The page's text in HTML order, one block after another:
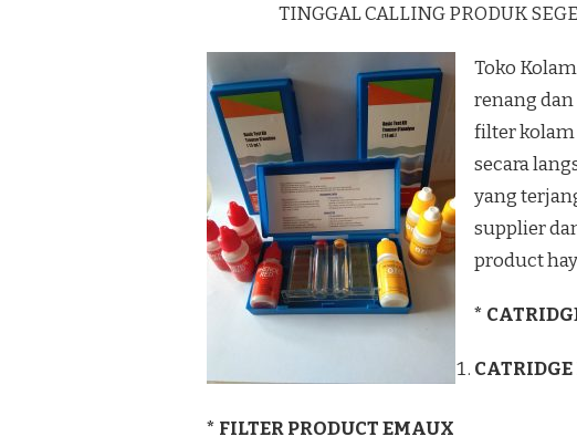
TINGGAL CALLING PRODUK
Toko
renang
filter kolam
secara
yang
supplier
product
*
* FILTER PRODUCT EMAUX